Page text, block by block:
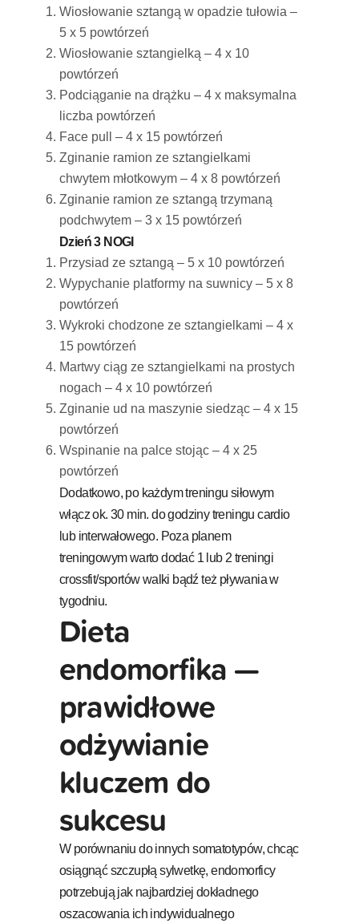
Wiosłowanie sztangą w opadzie tułowia –
5 x 5 powtórzeń
Wiosłowanie sztangielką – 4 x 10
powtórzeń
Podciąganie na drążku – 4 x maksymalna
liczba powtórzeń
Face pull – 4 x 15 powtórzeń
Zginanie ramion ze sztangielkami
chwytem młotkowym – 4 x 8 powtórzeń
Zginanie ramion ze sztangą trzymaną
podchwytem – 3 x 15 powtórzeń
Dzień 3 NOGI
Przysiad ze sztangą – 5 x 10 powtórzeń
Wypychanie platformy na suwnicy – 5 x 8
powtórzeń
Wykroki chodzone ze sztangielkami – 4 x
15 powtórzeń
Martwy ciąg ze sztangielkami na prostych
nogach – 4 x 10 powtórzeń
Zginanie ud na maszynie siedząc – 4 x 15
powtórzeń
Wspinanie na palce stojąc – 4 x 25
powtórzeń
Dodatkowo, po każdym treningu siłowym
włącz ok. 30 min. do godziny treningu cardio
lub interwałowego. Poza planem
treningowym warto dodać 1 lub 2 treningi
crossfit/sportów walki bądź też pływania w
tygodniu.
Dieta
endomorfika —
prawidłowe
odżywianie
kluczem do
sukcesu
W porównaniu do innych somatotypów, chcąc
osiągnąć szczupłą sylwetkę, endomorficy
potrzebują jak najbardziej dokładnego
oszacowania ich indywidualnego